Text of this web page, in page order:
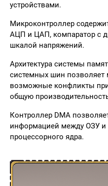
устройствами.
Микроконтроллер
АЦП и ЦАП, компаратор с
шкалой напряжений.
Архитектура системы
системных шин позволяет
возможные конфликты
общую
Контроллер DMA
информацией между ОЗУ и
процессорного ядра.